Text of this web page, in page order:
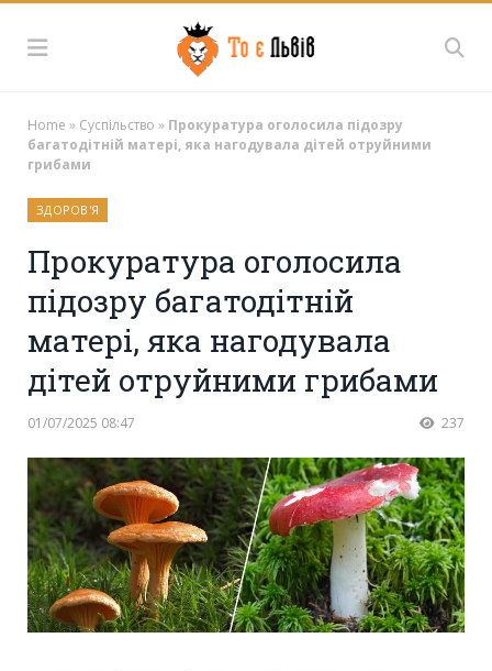
Home » Суспільство » Прокуратура оголосила підозру
багатодітній матері, яка нагодувала дітей отруйними
грибами
ЗДОРОВ'Я
Прокуратура оголосила
підозру багатодітній
матері, яка нагодувала
дітей отруйними грибами
01/07/2025 08:47 237